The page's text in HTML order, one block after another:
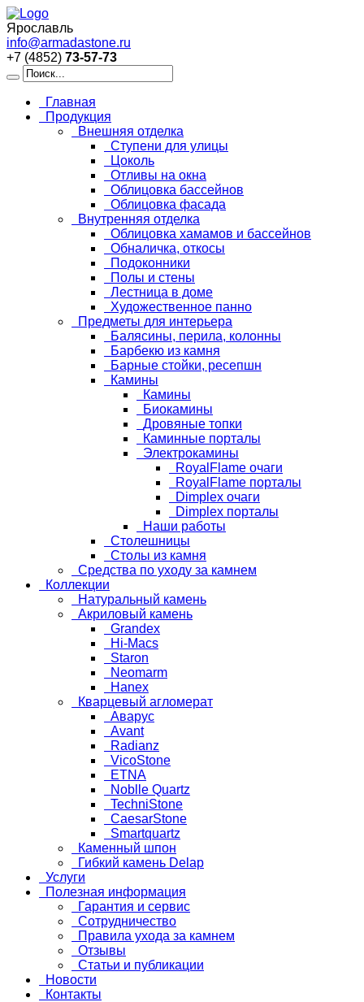
Ярославль
info@armadastone.ru
+7 (4852) 73-57-73
Главная
Продукция
Внешняя отделка
Ступени для улицы
Цоколь
Отливы на окна
Облицовка бассейнов
Облицовка фасада
Внутренняя отделка
Облицовка хамамов и бассейнов
Обналичка, откосы
Подоконники
Полы и стены
Лестница в доме
Художественное панно
Предметы для интерьера
Балясины, перила, колонны
Барбекю из камня
Барные стойки, ресепшн
Камины
Камины
Биокамины
Дровяные топки
Каминные порталы
Электрокамины
RoyalFlame очаги
RoyalFlame порталы
Dimplex очаги
Dimplex порталы
Наши работы
Столешницы
Столы из камня
Средства по уходу за камнем
Коллекции
Натуральный камень
Акриловый камень
Grandex
Hi-Macs
Staron
Neomarm
Hanex
Кварцевый агломерат
Аварус
Avant
Radianz
VicoStone
ETNA
Noblle Quartz
TechniStone
CaesarStone
Smartquartz
Каменный шпон
Гибкий камень Delap
Услуги
Полезная информация
Гарантия и сервис
Сотрудничество
Правила ухода за камнем
Отзывы
Статьи и публикации
Новости
Контакты